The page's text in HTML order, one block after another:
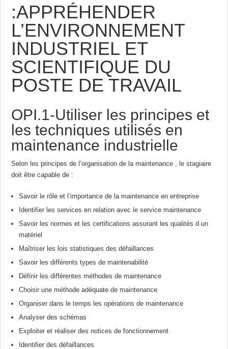
:APPRÉHENDER
L’ENVIRONNEMENT
INDUSTRIEL ET
SCIENTIFIQUE DU
POSTE DE TRAVAIL
OPI.1-Utiliser les principes et
les techniques utilisés en
maintenance industrielle
Selon les principes de l’organisation de la maintenance , le stagiaire
doit être capable de :
Savoir le rôle et l’importance de la maintenance en entreprise
Identifier les services en relation avec le service maintenance
Savoir les normes et les certifications assurant les qualités d·un
matériel
Maîtriser les lois statistiques des défaillances
Savoir les différents types de maintenabilité
Définir les différentes méthodes de maintenance
Choisir une méthode adéquate de maintenance
Organiser dans le temps les opérations de maintenance
Analyser des schémas
Exploiter et réaliser des notices de fonctionnement
Identifier des défaillances